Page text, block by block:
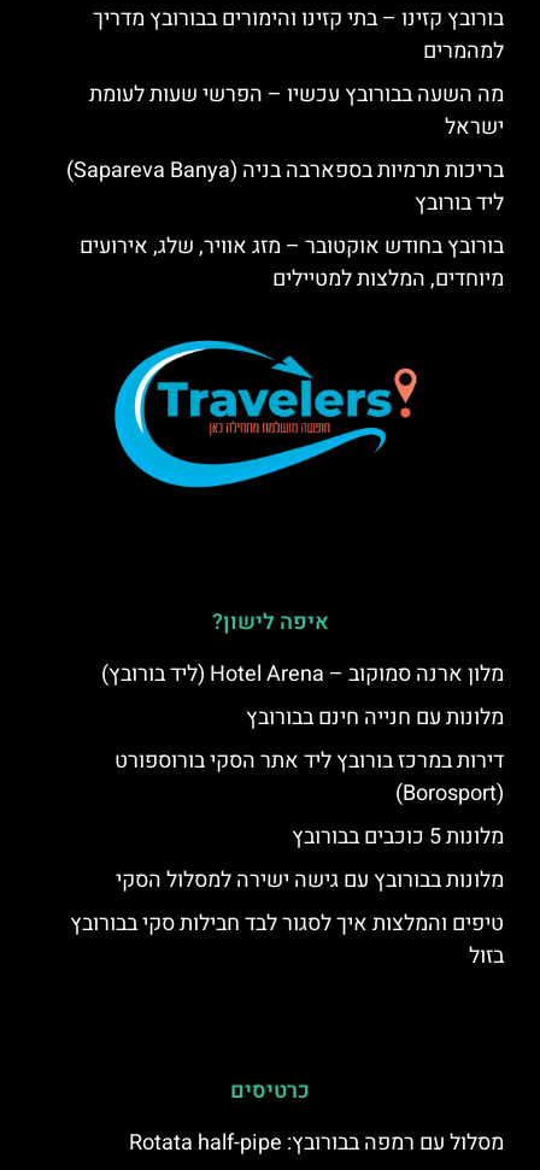
בורובץ קזינו – בתי קזינו והימורים בבורובץ מדריך
למהמרים
מה השעה בבורובץ עכשיו – הפרשי שעות לעומת
ישראל
בריכות תרמיות בספארבה בניה (Sapareva Banya)
ליד בורובץ
בורובץ בחודש אוקטובר – מזג אוויר, שלג, אירועים
מיוחדים, המלצות למטיילים
איפה לישון?
מלון ארנה סמוקוב – Hotel Arena (ליד בורובץ)
מלונות עם חנייה חינם בבורובץ
דירות במרכז בורובץ ליד אתר הסקי בורוספורט
(Borosport)
מלונות 5 כוכבים בבורובץ
מלונות בבורובץ עם גישה ישירה למסלול הסקי
טיפים והמלצות איך לסגור לבד חבילות סקי בבורובץ
בזול
כרטיסים
מסלול עם רמפה בבורובץ: Rotata half-pipe